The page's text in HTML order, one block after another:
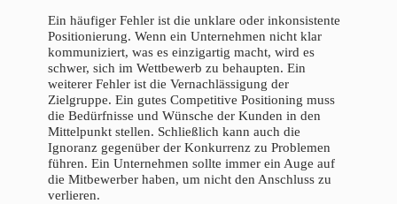
Ein häufiger Fehler ist die unklare oder inkonsistente
Positionierung. Wenn ein Unternehmen nicht klar
kommuniziert, was es einzigartig macht, wird es
schwer, sich im Wettbewerb zu behaupten. Ein
weiterer Fehler ist die Vernachlässigung der
Zielgruppe. Ein gutes Competitive Positioning muss
die Bedürfnisse und Wünsche der Kunden in den
Mittelpunkt stellen. Schließlich kann auch die
Ignoranz gegenüber der Konkurrenz zu Problemen
führen. Ein Unternehmen sollte immer ein Auge auf
die Mitbewerber haben, um nicht den Anschluss zu
verlieren.